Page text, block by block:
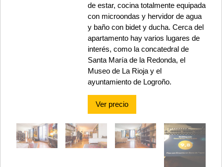
de estar, cocina totalmente equipada
con microondas y hervidor de agua
y baño con bidet y ducha. Cerca del
apartamento hay varios lugares de
interés, como la concatedral de
Santa María de la Redonda, el
Museo de La Rioja y el
ayuntamiento de Logroño.
Ver precio